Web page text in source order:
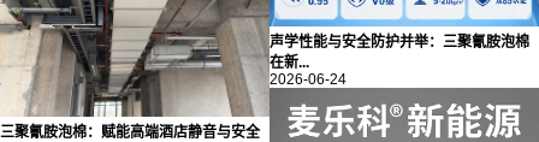
三聚氰胺泡棉：赋能高端酒店静音与安全
声学性能与安全防护并举：三聚氰胺泡棉
在新...
2026-06-24